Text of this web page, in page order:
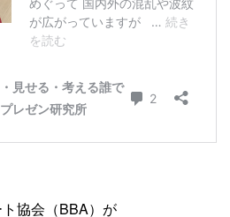
協会（BBA）が